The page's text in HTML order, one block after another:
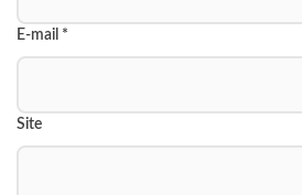
E-mail *
Site